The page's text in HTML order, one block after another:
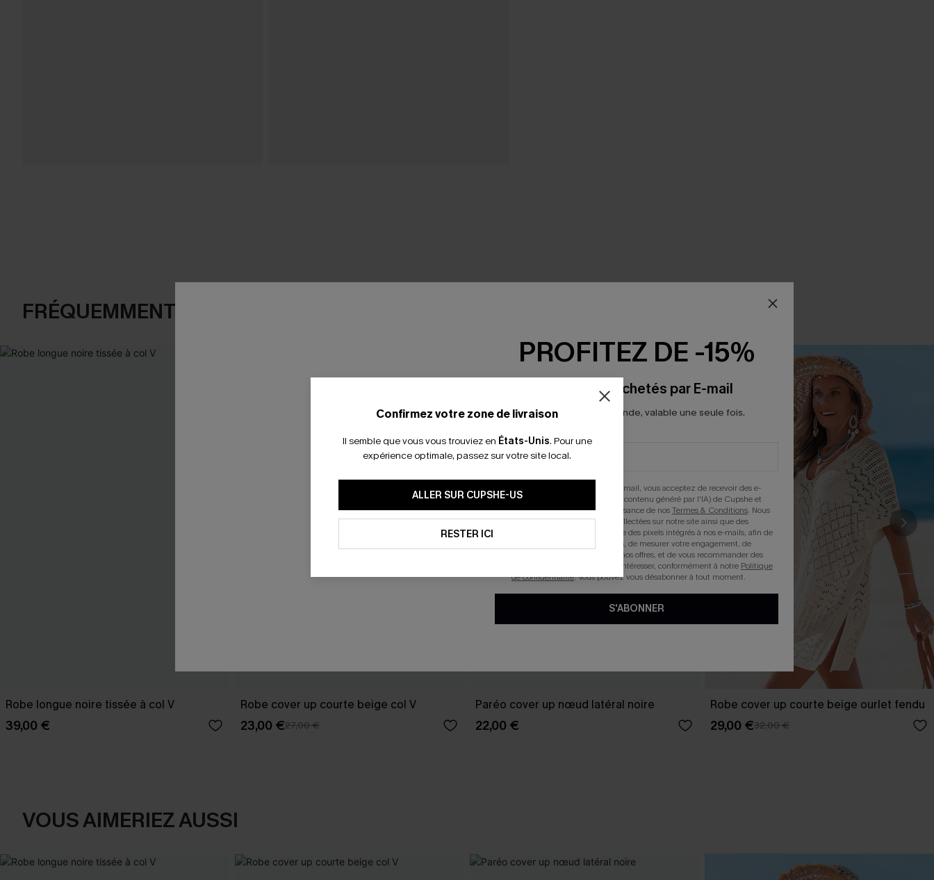
FRÉQUEMMENT ACHETÉS ENSEMBLE
Robe longue noire tissée à col V
39,00 €
Robe cover up courte beige col V
23,00 €27,00 €
Paréo cover up nœud latéral noire
22,00 €
Robe cover up courte beige ourlet fendu
29,00 €32,00 €
VOUS AIMERIEZ AUSSI
Confirmez votre zone de livraison
Il semble que vous vous trouviez en États-Unis. Pour une
expérience optimale, passez sur votre site local.
ALLER SUR CUPSHE-US
RESTER ICI
PROFITEZ DE -15%
-15% dès 2 Achetés par E-mail
*Un code par commande, valable une seule fois.
En soumettant votre adresse e-mail, vous acceptez de recevoir des e-
mails marketing (y compris du contenu généré par l'IA) de Cupshe et
reconnaissez avoir pris connaissance de nosTermes & Conditions. Nous
pouvons utiliser les données collectées sur notre site ainsi que des
technologies de suivi, telles que des pixels intégrés à nos e-mails, afin de
savoir si ceux-ci ont été ouverts, de mesurer votre engagement, de
personnaliser nos contenus et nos offres, et de vous recommander des
produits susceptibles de vous intéresser, conformément à notre Politique
de confidentialité. Vous pouvez vous désabonner à tout moment.
S'ABONNER